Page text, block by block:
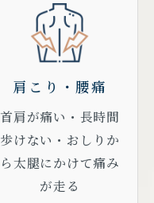
肩こり・腰痛
首肩が痛い・ 長時間
歩けない・ おしりか
ら太腿にかけて痛み
が走る